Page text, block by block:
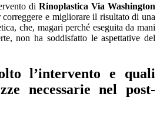
di Rinoplastica Via Washington
correggere e migliorare il risultato di una
che, magari perché eseguita da mani
non ha soddisfatto le aspettative del
l’intervento e quali
necessarie nel post-